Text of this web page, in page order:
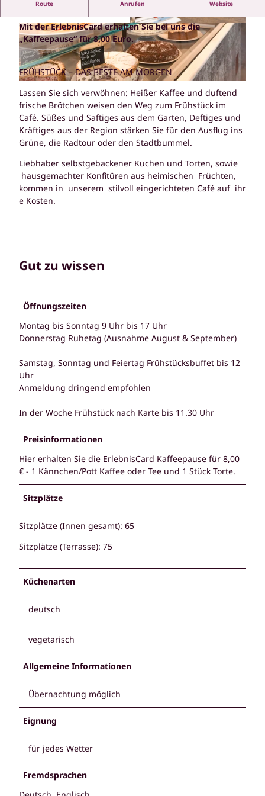
© ErlebnisCard Lüneburger Heide, Bispingen T
ouristik e.V. |
CC-BY-SA
© Andreas Koerner bildhuebsche Fotografie |
CC-BY-SA
Route Anrufen Website
Café "Schmucke Witwe"
Mit der ErlebnisCard erhalten Sie bei uns die
„Kaffeepause“ für 8,00 Euro.
FRÜHSTÜCK – DAS BESTE AM MORGEN
Lassen Sie sich verwöhnen: Heißer Kaffee und duftend
frische Brötchen weisen den Weg zum Frühstück im
Café. Süßes und Saftiges aus dem Garten, Deftiges und
Kräftiges aus der Region stärken Sie für den Ausflug ins
Grüne, die Radtour oder den Stadtbummel.
Liebhaber selbstgebackener Kuchen und Torten, sowie
hausgemachter Konfitüren aus heimischen Früchten,
kommen in unserem stilvoll eingerichteten Café auf ihr
e Kosten.
Gut zu wissen
Öffnungszeiten
Montag bis Sonntag 9 Uhr bis 17 Uhr
Donnerstag Ruhetag (Ausnahme August & September)
Samstag, Sonntag und Feiertag Frühstücksbuffet bis 12
Uhr
Anmeldung dringend empfohlen
In der Woche Frühstück nach Karte bis 11.30 Uhr
Preisinformationen
Hier erhalten Sie die ErlebnisCard Kaffeepause für 8,00
€ - 1 Kännchen/Pott Kaffee oder Tee und 1 Stück Torte.
Sitzplätze
Sitzplätze (Innen gesamt): 65
Sitzplätze (Terrasse): 75
Küchenarten
deutsch
vegetarisch
Allgemeine Informationen
Übernachtung möglich
Eignung
für jedes Wetter
Fremdsprachen